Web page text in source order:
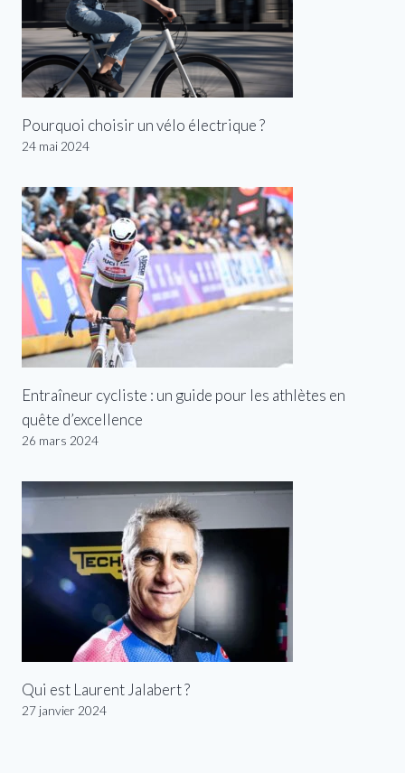
Pourquoi choisir un vélo électrique ?
24 mai 2024
Entraîneur cycliste : un guide pour les athlètes en
quête d’excellence
26 mars 2024
Qui est Laurent Jalabert ?
27 janvier 2024